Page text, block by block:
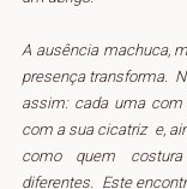
A ausência machuca,
presença transforma.
assim: cada uma
com a sua cicatriz  e,
como quem
diferentes.  Este